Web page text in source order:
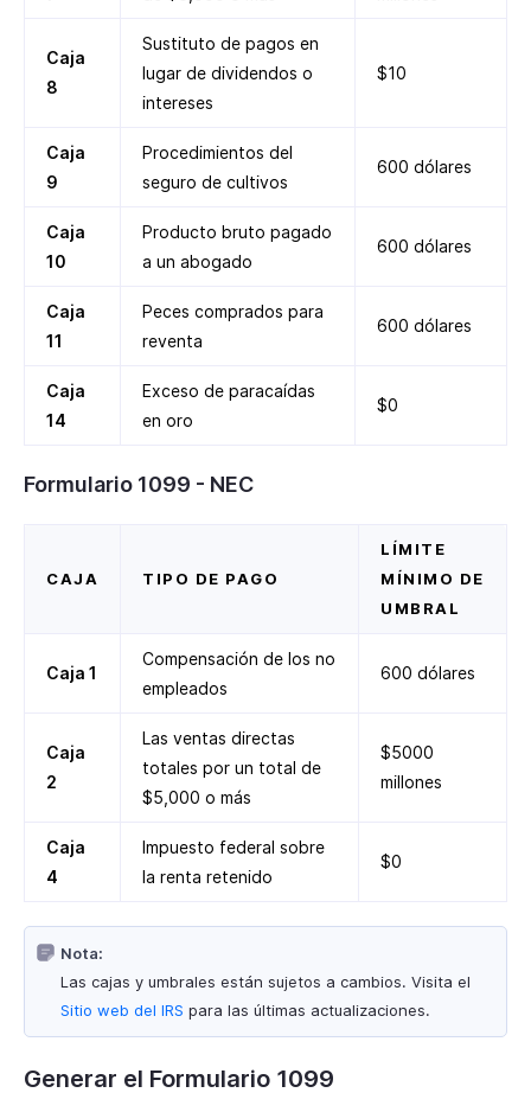
Caja
8
Sustituto de pagos en
lugar de dividendos o
intereses
$10
Caja
9
Procedimientos del
seguro de cultivos
600 dólares
Caja
10
Producto bruto pagado
a un abogado
600 dólares
Caja
11
Peces comprados para
reventa
600 dólares
Caja
14
Exceso de paracaídas
en oro
$0
Formulario 1099 - NEC
CAJA TIPO DE PAGO
LÍMITE
MÍNIMO DE
UMBRAL
Caja 1
Compensación de los no
empleados
600 dólares
Caja
2
Las ventas directas
totales por un total de
$5,000 o más
$5000
millones
Caja
4
Impuesto federal sobre
la renta retenido
$0
Nota:
Las cajas y umbrales están sujetos a cambios. Visita el
Sitio web del IRS para las últimas actualizaciones.
Generar el Formulario 1099